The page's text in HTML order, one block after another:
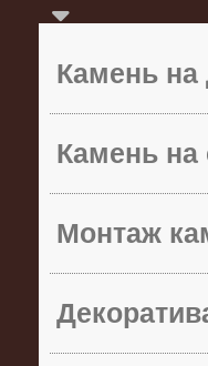
Камень
Камень на
Монтаж